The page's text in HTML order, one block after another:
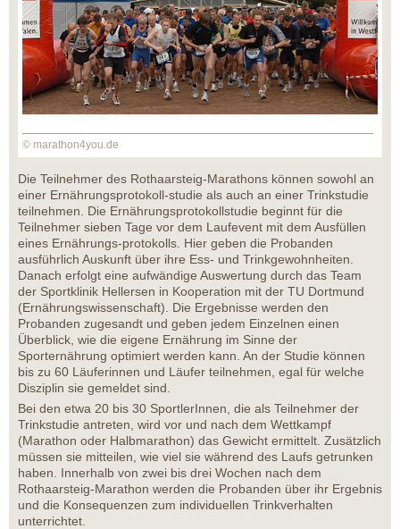
© marathon4you.de
Die Teilnehmer des Rothaarsteig-Marathons können sowohl an
einer Ernährungsprotokoll-studie als auch an einer Trinkstudie
teilnehmen. Die Ernährungsprotokollstudie beginnt für die
Teilnehmer sieben Tage vor dem Laufevent mit dem Ausfüllen
eines Ernährungs-protokolls. Hier geben die Probanden
ausführlich Auskunft über ihre Ess- und Trinkgewohnheiten.
Danach erfolgt eine aufwändige Auswertung durch das Team
der Sportklinik Hellersen in Kooperation mit der TU Dortmund
(Ernährungswissenschaft). Die Ergebnisse werden den
Probanden zugesandt und geben jedem Einzelnen einen
Überblick, wie die eigene Ernährung im Sinne der
Sporternährung optimiert werden kann. An der Studie können
bis zu 60 Läuferinnen und Läufer teilnehmen, egal für welche
Disziplin sie gemeldet sind.
Bei den etwa 20 bis 30 SportlerInnen, die als Teilnehmer der
Trinkstudie antreten, wird vor und nach dem Wettkampf
(Marathon oder Halbmarathon) das Gewicht ermittelt. Zusätzlich
müssen sie mitteilen, wie viel sie während des Laufs getrunken
haben. Innerhalb von zwei bis drei Wochen nach dem
Rothaarsteig-Marathon werden die Probanden über ihr Ergebnis
und die Konsequenzen zum individuellen Trinkverhalten
unterrichtet.